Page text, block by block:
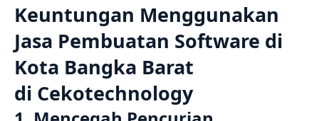
Keuntungan Menggunakan
Jasa Pembuatan Software di
Kota Bangka Barat
di Cekotechnology